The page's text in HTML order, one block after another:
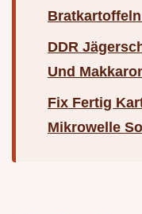
DDR
Und
Fix Fertig
Mikrowelle